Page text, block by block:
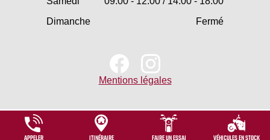
Dimanche
Fermé
Mentions légales